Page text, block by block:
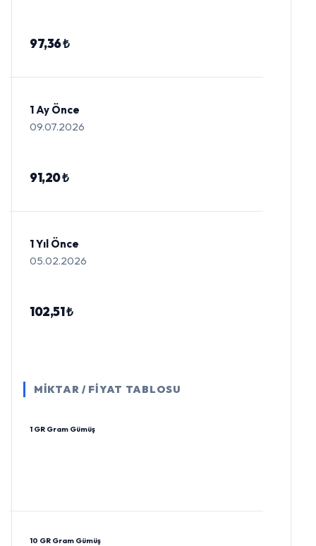
97,36 ₺
1 Ay Önce
09.07.2026
91,20 ₺
1 Yıl Önce
05.02.2026
102,51 ₺
MİKTAR / FİYAT TABLOSU
1 GR Gram Gümüş
10 GR Gram Gümüş